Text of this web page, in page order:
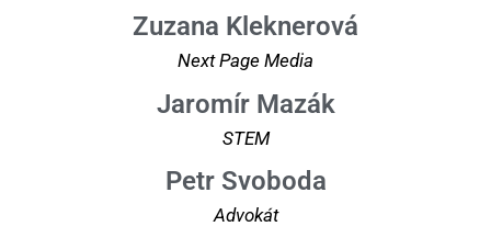
Zuzana Kleknerová
Next Page Media
Jaromír Mazák
STEM
Petr Svoboda
Advokát